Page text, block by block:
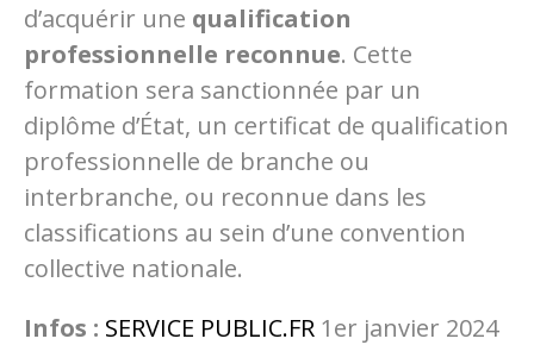
d’acquérir une qualification
professionnelle reconnue. Cette
formation sera sanctionnée par un
diplôme d’État, un certificat de qualification
professionnelle de branche ou
interbranche, ou reconnue dans les
classifications au sein d’une convention
collective nationale.
Infos : SERVICE PUBLIC.FR 1er janvier 2024